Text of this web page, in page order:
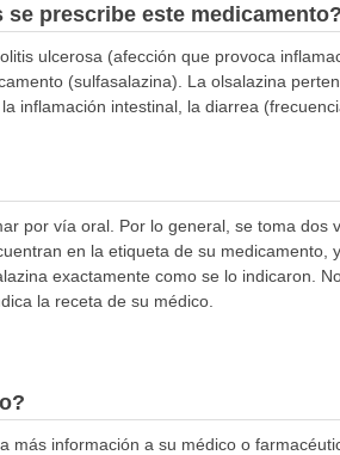
prescribe este medicamento?
ulcerosa (afección que provoca
(sulfasalazina). La olsalazina
inflamación intestinal, la diarrea
por vía oral. Por lo general, se toma dos
en la etiqueta de su medicamento,
exactamente como se lo indicaron.
la receta de su médico.
más información a su médico o